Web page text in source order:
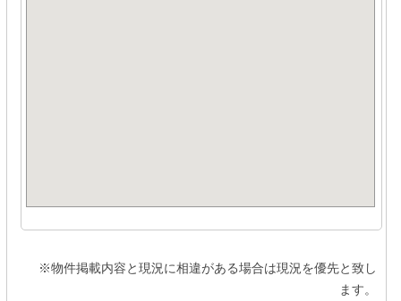
※物件掲載内容と現況に相違がある場合は現況を優先と致し
ます。